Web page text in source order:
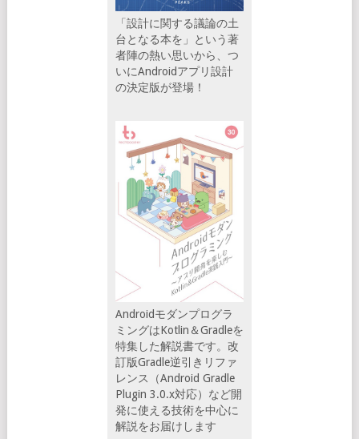
「設計に関する議論の土
台となる本を」という著
者陣の熱い思いから、つ
いにAndroidアプリ設計
の決定版が登場！
Androidモダンプログラ
ミングはKotlin＆Gradleを
特集した解説書です。改
訂版Gradle逆引きリファ
レンス（Android Gradle
Plugin 3.0.x対応）など開
発に使える技術を中心に
解説をお届けします